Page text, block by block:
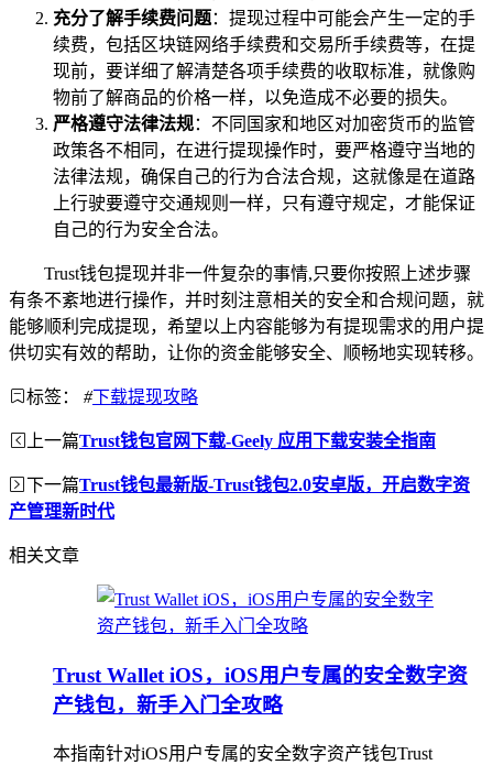
充分了解手续费问题：提现过程中可能会产生一定的手
续费，包括区块链网络手续费和交易所手续费等，在提
现前，要详细了解清楚各项手续费的收取标准，就像购
物前了解商品的价格一样，以免造成不必要的损失。
严格遵守法律法规：不同国家和地区对加密货币的监管
政策各不相同，在进行提现操作时，要严格遵守当地的
法律法规，确保自己的行为合法合规，这就像是在道路
上行驶要遵守交通规则一样，只有遵守规定，才能保证
自己的行为安全合法。
Trust钱包提现并非一件复杂的事情,只要你按照上述步骤
有条不紊地进行操作，并时刻注意相关的安全和合规问题，就
能够顺利完成提现，希望以上内容能够为有提现需求的用户提
供切实有效的帮助，让你的资金能够安全、顺畅地实现转移。
标签： #下载提现攻略
上一篇Trust钱包官网下载-Geely 应用下载安装全指南
下一篇Trust钱包最新版-Trust钱包2.0安卓版，开启数字资
产管理新时代
相关文章
Trust Wallet iOS，iOS用户专属的安全数字资
产钱包，新手入门全攻略
本指南针对iOS用户专属的安全数字资产钱包Trust